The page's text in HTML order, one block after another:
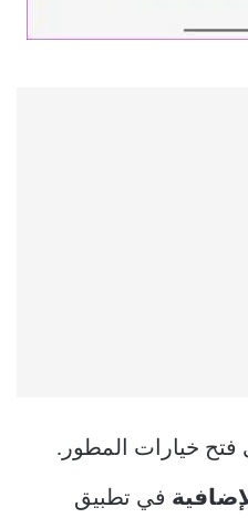
فتح خيارات المطور.
في تطبيق